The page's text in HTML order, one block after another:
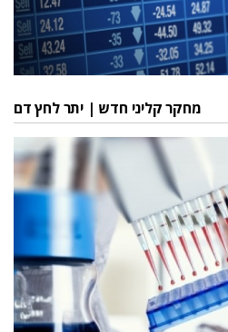
מחקר קליני חדש | יתר לחץ דם